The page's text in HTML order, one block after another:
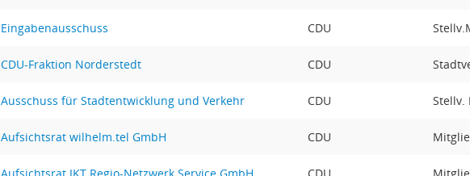
Eingabenausschuss CDU
CDU-Fraktion Norderstedt CDU
Ausschuss für Stadtentwicklung und Verkehr CDU Stellv.
Aufsichtsrat wilhelm.tel GmbH CDU